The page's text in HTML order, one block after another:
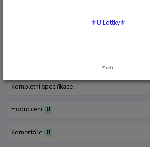
Kompletní specifikace
Hodnocení 0
Komentáře 0
⚜️U Lottky⚜️
Zavřít